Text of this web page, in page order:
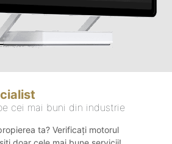
cei mai buni din industrie
ta? Verificați motorul